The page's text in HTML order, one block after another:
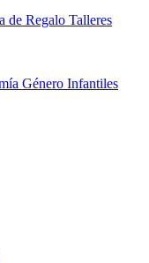
de Regalo Talleres
Género Infantiles